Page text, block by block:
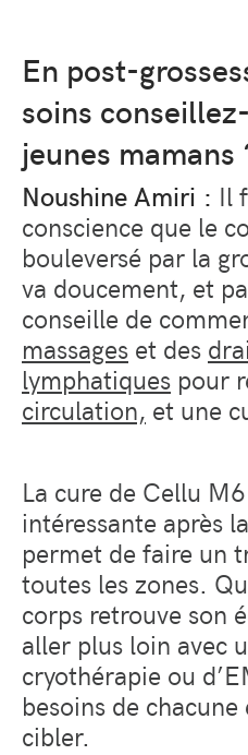
En post-
soins
jeunes mamans
Noushine Amiri : Il
conscience que le
bouleversé par la
va doucement, et
conseille de
massages et des
lymphatiques pour
circulation, et une
La cure de Cellu
intéressante après
permet de faire un
toutes les zones.
corps retrouve son
aller plus loin avec
cryothérapie ou
besoins de chacune
cibler.